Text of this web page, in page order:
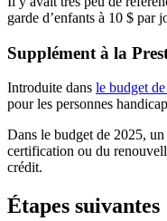
garde d’enfants à 10 $ par
Supplément à la
Introduite dans le budget
pour les personnes
Dans le budget de 2025,
certification ou du
crédit.
Étapes suivantes